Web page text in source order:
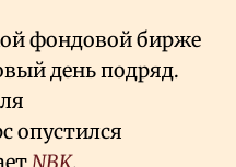
фондовой бирже
день подряд.
опустился
NBK.